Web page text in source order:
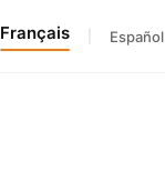
Français Español